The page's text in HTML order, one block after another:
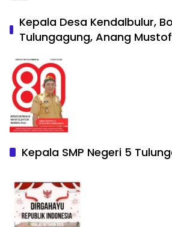
Kepala Desa Kendalbulur,
Tulungagung, Anang
Kepala SMP Negeri 5